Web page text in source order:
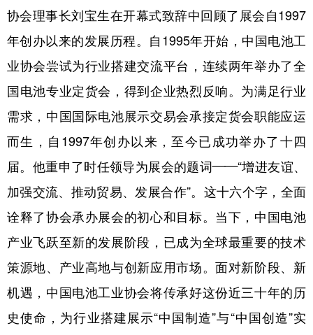
协会理事长刘宝生在开幕式致辞中回顾了展会自1997
年创办以来的发展历程。自1995年开始，中国电池工
业协会尝试为行业搭建交流平台，连续两年举办了全
国电池专业定货会，得到企业热烈反响。为满足行业
需求，中国国际电池展示交易会承接定货会职能应运
而生，自1997年创办以来，至今已成功举办了十四
届。他重申了时任领导为展会的题词——“增进友谊、
加强交流、推动贸易、发展合作”。这十六个字，全面
诠释了协会承办展会的初心和目标。当下，中国电池
产业飞跃至新的发展阶段，已成为全球最重要的技术
策源地、产业高地与创新应用市场。面对新阶段、新
机遇，中国电池工业协会将传承好这份近三十年的历
史使命，为行业搭建展示“中国制造”与“中国创造”实